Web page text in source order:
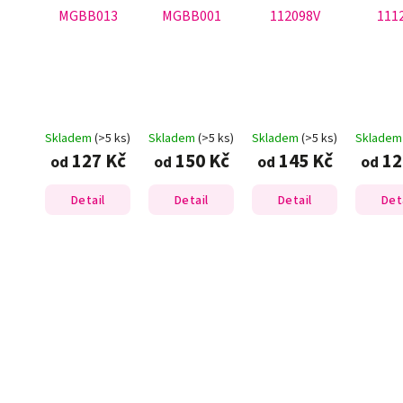
Skladem (>5 ks)
od 127 Kč
Detail
MGBB013
Skladem (>5 ks)
od 150 Kč
Detail
MGBB001
Skladem (>5 ks)
od 145 Kč
Detail
112098V
Skladem
od